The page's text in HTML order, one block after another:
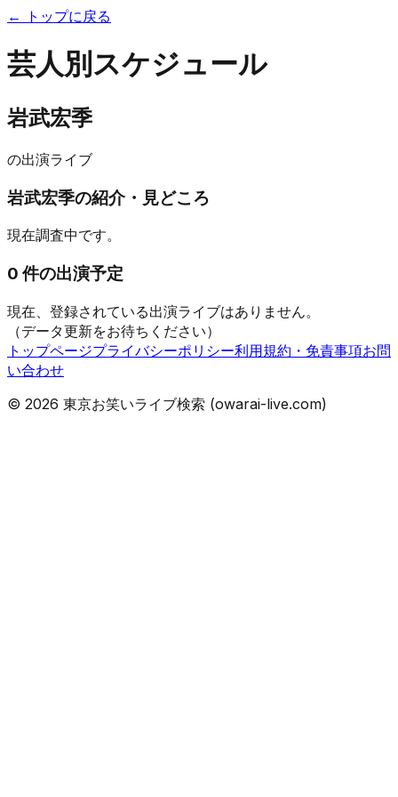
← トップに戻る
芸人別スケジュール
岩武宏季
の出演ライブ
岩武宏季の紹介・見どころ
現在調査中です。
0 件の出演予定
現在、登録されている出演ライブはありません。
（データ更新をお待ちください）
トップページプライバシーポリシー利用規約・免責事項お問
い合わせ
© 2026 東京お笑いライブ検索 (owarai-live.com)